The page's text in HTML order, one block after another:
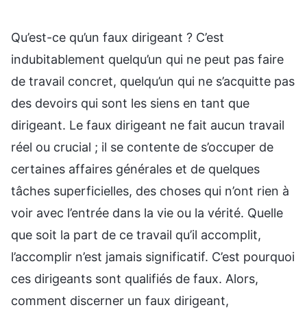
Qu’est-ce qu’un faux dirigeant ? C’est
indubitablement quelqu’un qui ne peut pas faire
de travail concret, quelqu’un qui ne s’acquitte pas
des devoirs qui sont les siens en tant que
dirigeant. Le faux dirigeant ne fait aucun travail
réel ou crucial ; il se contente de s’occuper de
certaines affaires générales et de quelques
tâches superficielles, des choses qui n’ont rien à
voir avec l’entrée dans la vie ou la vérité. Quelle
que soit la part de ce travail qu’il accomplit,
l’accomplir n’est jamais significatif. C’est pourquoi
ces dirigeants sont qualifiés de faux. Alors,
comment discerner un faux dirigeant,